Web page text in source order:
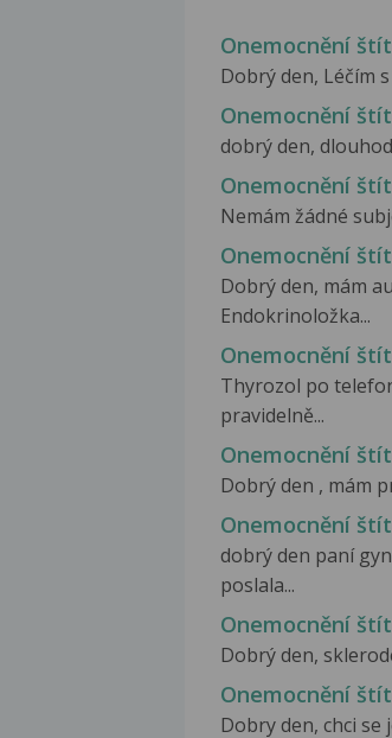
Onemocnění
Dobrý den, Léčím
Onemocnění
dobrý den,
Onemocnění
Nemám žádné
Onemocnění
Dobrý den, mám
Endokrinoložka...
Onemocnění
Thyrozol po
pravidelně...
Onemocnění
Dobrý den , mám
Onemocnění
dobrý den paní
poslala...
Onemocnění
Dobrý den,
Onemocnění
Dobry den, chci se